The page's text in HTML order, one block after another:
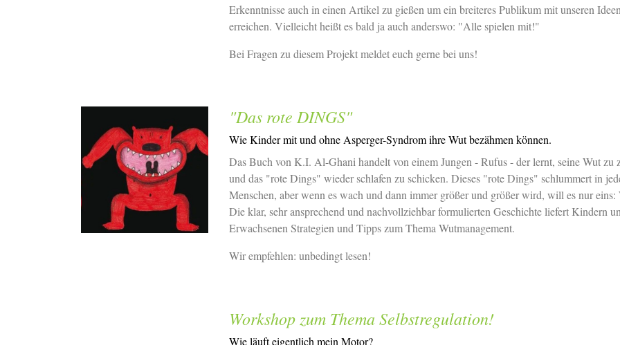
Erkenntnisse auch in einen Artikel zu gießen um ein breiteres Publikum mit unseren
erreichen. Vielleicht heißt es bald ja auch anderswo: "Alle spielen mit!"
Bei Fragen zu diesem Projekt meldet euch gerne bei uns!
"Das rote DINGS"
Wie Kinder mit und ohne Asperger-Syndrom ihre Wut bezähmen können.
Das Buch von K.I. Al-Ghani handelt von einem Jungen - Rufus - der lernt, seine Wut zu
und das "rote Dings" wieder schlafen zu schicken. Dieses "rote Dings" schlummert in
Menschen, aber wenn es wach und dann immer größer und größer wird, will es nur eins:
Die klar, sehr ansprechend und nachvollziehbar formulierten Geschichte liefert Kindern
Erwachsenen Strategien und Tipps zum Thema Wutmanagement.
Wir empfehlen: unbedingt lesen!
Workshop zum Thema Selbstregulation!
Wie läuft eigentlich mein Motor?